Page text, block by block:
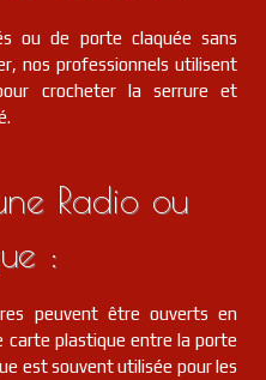
ou de porte claquée sans
nos professionnels utilisent
crocheter la serrure et
Radio ou
:
peuvent être ouverts en
carte plastique entre la porte
est souvent utilisée pour les